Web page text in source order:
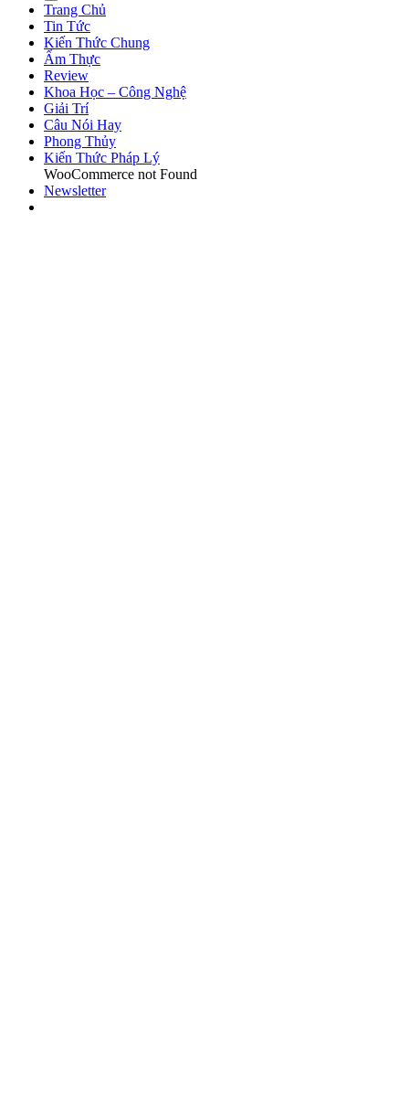
Trang Chủ
Tin Tức
Kiến Thức Chung
Ẩm Thực
Review
Khoa Học – Công Nghệ
Giải Trí
Câu Nói Hay
Phong Thủy
Kiến Thức Pháp Lý
WooCommerce not Found
Newsletter